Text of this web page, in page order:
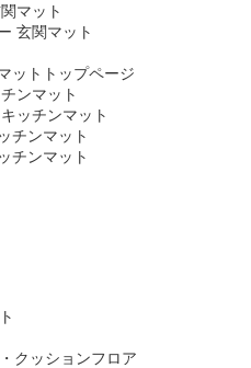
マット
玄関マット
ットトップページ
ンマット
ッチンマット
チンマット
チンマット
クッションフロア